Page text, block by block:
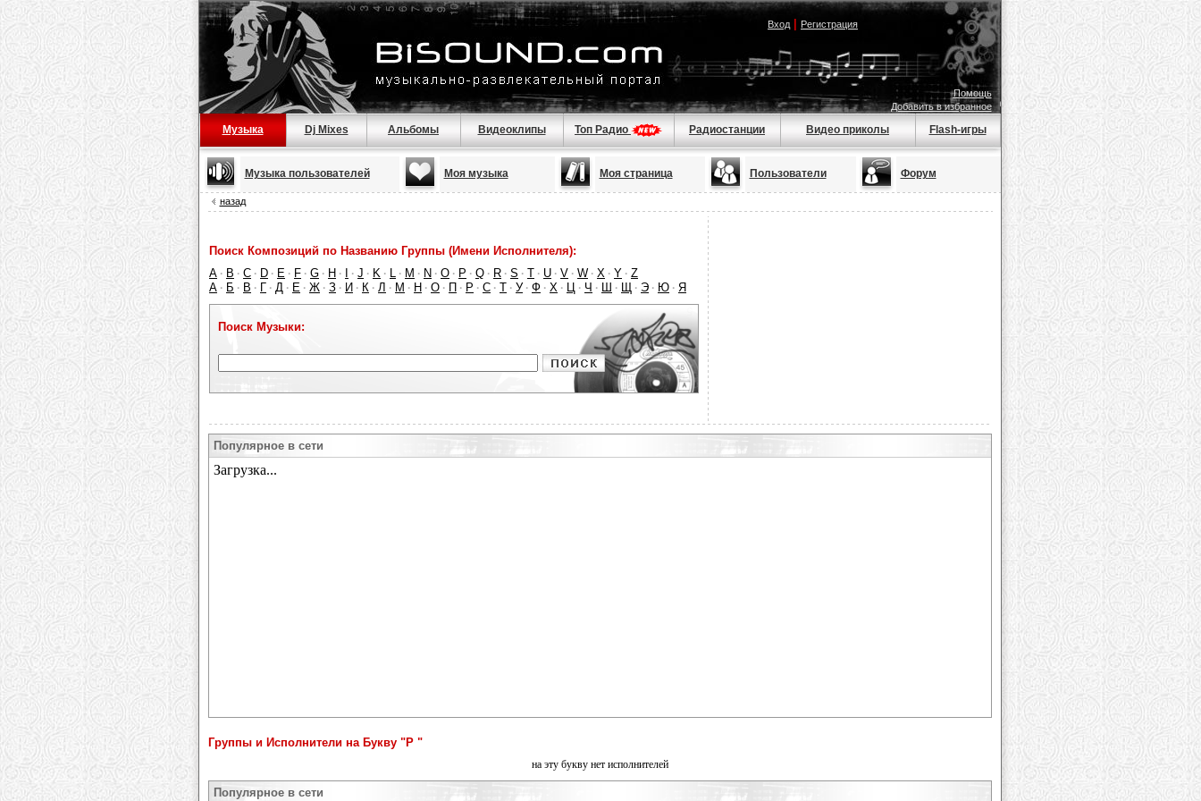
Вход| Регистрация
Помощь
Добавить в избранное
Музыка Dj Mixes Альбомы Видеоклипы Топ Радио Радиостанции Видео приколы Flash-игры
Музыка пользователей Моя музыка Моя страница Пользователи Форум
назад
Поиск Композиций по Названию Группы (Имени Исполнителя):
A · B · C · D · E · F · G · H · · J · K · L · M · N · O · P · Q · R · S · T · U · V · W · X · Y · Z
А · Б · В · Г · Д · Е · Ж · З · И · К · Л · М · Н · О · П · Р · С · Т · У · Ф · Х · Ц · Ч · Ш · Щ · Э · Ю · Я
Поиск Музыки:
Популярное в сети
Группы и Исполнители на Букву "Р "
на эту букву нет исполнителей
Популярное в сети